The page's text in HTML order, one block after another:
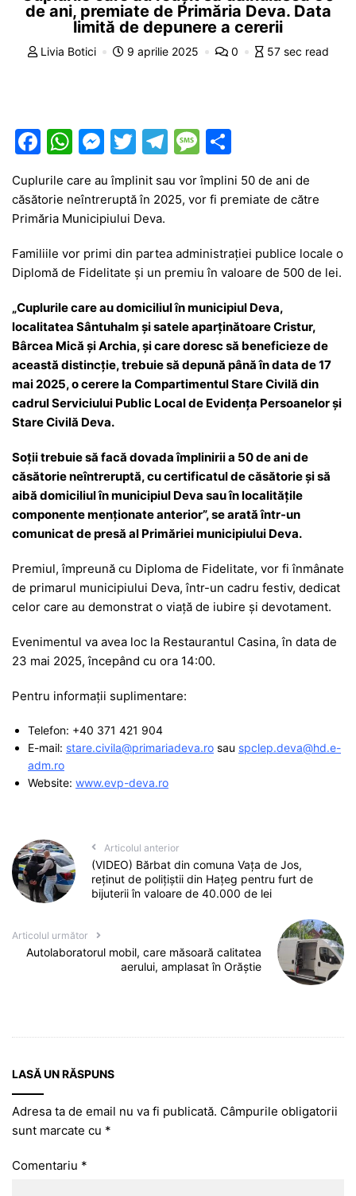
de ani, premiate de Primăria Deva. Data
limită de depunere a cererii
Livia Botici 9 aprilie 2025 0 57 sec read
F
a
c
e
b
o
k
W
at
s
A
p
M
e
s
s
e
n
er
T
w
itt
er
T
e
a
m
M
e
s
a
g
e
ar
ta
a
z
ă
Cuplurile care au împlinit sau vor împlini 50 de ani de
căsătorie neîntreruptă în 2025, vor fi premiate de către
Primăria Municipiului Deva.
Familiile vor primi din partea administrației publice locale o
Diplomă de Fidelitate și un premiu în valoare de 500 de lei.
„Cuplurile care au domiciliul în municipiul Deva,
localitatea Sântuhalm şi satele aparţinătoare Cristur,
Bârcea Mică şi Archia, și care doresc să beneficieze de
această distincție, trebuie să depună până în data de 17
mai 2025, o cerere la Compartimentul Stare Civilă din
cadrul Serviciului Public Local de Evidenţa Persoanelor şi
Stare Civilă Deva.
Soții trebuie să facă dovada împlinirii a 50 de ani de
căsătorie neîntreruptă, cu certificatul de căsătorie și să
aibă domiciliul în municipiul Deva sau în localitățile
componente menționate anterior”, se arată într-un
comunicat de presă al Primăriei municipiului Deva.
Premiul, împreună cu Diploma de Fidelitate, vor fi înmânate
de primarul municipiului Deva, într-un cadru festiv, dedicat
celor care au demonstrat o viață de iubire și devotament.
Evenimentul va avea loc la Restaurantul Casina, în data de
23 mai 2025, începând cu ora 14:00.
Pentru informații suplimentare:
Telefon: +40 371 421 904
E-mail: stare.civila@primariadeva.ro sau spclep.deva@hd.e-
adm.ro
Website: www.evp-deva.ro
Articolul anterior
(VIDEO) Bărbat din comuna Vața de Jos,
reținut de polițiștii din Hațeg pentru furt de
bijuterii în valoare de 40.000 de lei
Articolul următor
Autolaboratorul mobil, care măsoară calitatea
aerului, amplasat în Orăștie
LASĂ UN RĂSPUNS
Adresa ta de email nu va fi publicată. Câmpurile obligatorii
sunt marcate cu *
Comentariu *